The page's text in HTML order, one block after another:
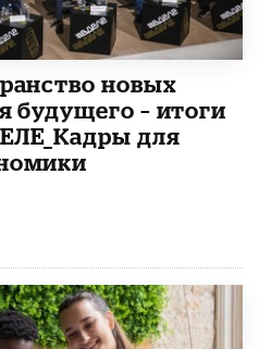
новых
будущего – итоги
для